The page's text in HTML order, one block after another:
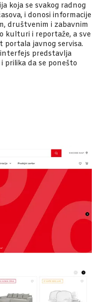
koja se svakog radnog
i donosi informacije
društvenim i zabavnim
kulturi i reportaže, a sve
portala javnog servisa.
predstavlja
prilika da se ponešto